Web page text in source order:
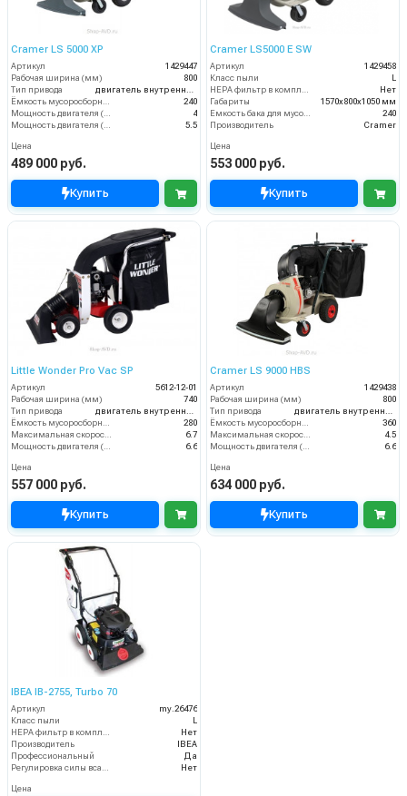
Cramer LS 5000 XP
Артикул
1429447
Рабочая ширина (мм)
800
Тип привода
двигатель внутреннего сгорания
Ёмкость мусоросборника (л)
240
Мощность двигателя (кВт)
4
Мощность двигателя (лс)
5.5
Цена
489 000 руб.
Купить
Cramer LS5000 E SW
Артикул
1429458
Класс пыли
L
HEPA фильтр в комплекте
Нет
Габариты
1570х800х1050 мм
Емкость бака для мусора (л)
240
Производитель
Cramer
Цена
553 000 руб.
Купить
Little Wonder Pro Vac SP
Артикул
5612-12-01
Рабочая ширина (мм)
740
Тип привода
280
6.7
6.6
Цена
557 000 руб.
Купить
Cramer LS 9000 HBS
Артикул
1429438
Рабочая ширина (мм)
800
Тип привода
360
4.5
6.6
Цена
634 000 руб.
Купить
IBEA IB-2755, Turbo 70
Артикул
my.26476
Класс пыли
Нет
Производитель
IBEA
Профессиональный
Да
Нет
Цена